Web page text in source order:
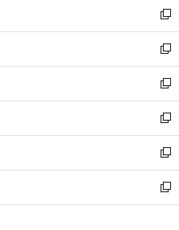
く
で
開
く
ド
ウ
で
開
く
ィ
ン
ド
ウ
で
開
く
い
ウ
ィ
ン
ド
ウ
で
開
く
新
し
い
ウ
ィ
ン
ド
ウ
で
開
く
新
し
い
ウ
ィ
ン
ド
ウ
で
開
新
し
い
ウ
ィ
ン
ド
ウ
新
し
い
ウ
ィ
ン
新
し
い
ウ
新
し